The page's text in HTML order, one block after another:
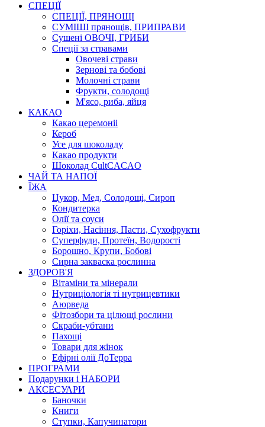
СПЕЦІЇ
СПЕЦІЇ, ПРЯНОЩІ
СУМІШІ прянощів, ПРИПРАВИ
Сушені ОВОЧІ, ГРИБИ
Спеції за стравами
Овочеві страви
Зернові та бобові
Молочні страви
Фрукти, солодощі
М'ясо, риба, яйця
КАКАО
Какао церемоніі
Кероб
Усе для шоколаду
Какао продукти
Шоколад CultCACAO
ЧАЙ ТА НАПОЇ
ЇЖА
Цукор, Мед, Солодощі, Сироп
Кондитерка
Олії та соуси
Горіхи, Насіння, Пасти, Сухофрукти
Суперфуди, Протеїн, Водорості
Борошно, Крупи, Бобові
Сирна закваска рослинна
ЗДОРОВ'Я
Вітаміни та мінерали
Нутриціологія ті нутрицевтики
Аюрведа
Фітозбори та цілющі рослини
Скраби-убтани
Пахощі
Товари для жінок
Ефірні олії ДоТерра
ПРОГРАМИ
Подарунки і НАБОРИ
АКСЕСУАРИ
Баночки
Книги
Ступки, Капучинатори